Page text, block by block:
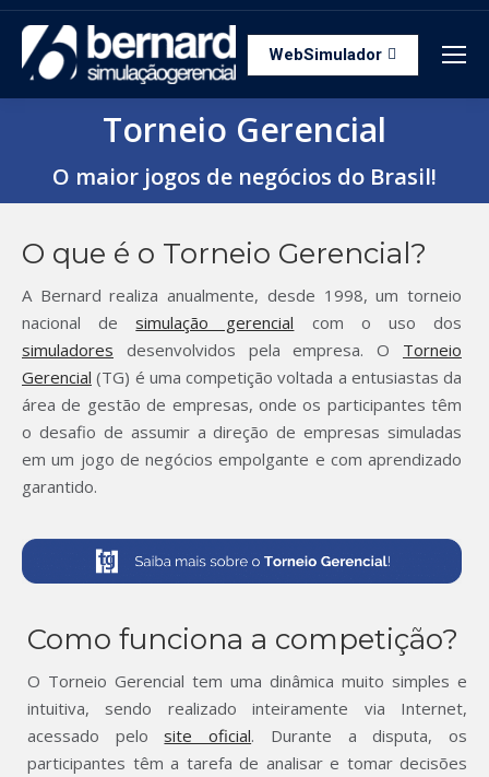
WebSimulador
Torneio Gerencial
O maior jogos de negócios do Brasil!
O que é o Torneio Gerencial?
A Bernard realiza anualmente, desde 1998, um torneio
nacional desimulação gerencial com o uso dos
simuladores desenvolvidos pela empresa. O Torneio
Gerencial (TG) é uma competição voltada a entusiastas da
área de gestão de empresas, onde os participantes têm
o desafio de assumir a direção de empresas simuladas
em um jogo de negócios empolgante e com aprendizado
garantido.
Como funciona a competição?
O Torneio Gerencial tem uma dinâmica muito simples e
intuitiva, sendo realizado inteiramente via Internet,
acessado pelosite oficial. Durante a disputa, os
participantes têm a tarefa de analisar e tomar decisões